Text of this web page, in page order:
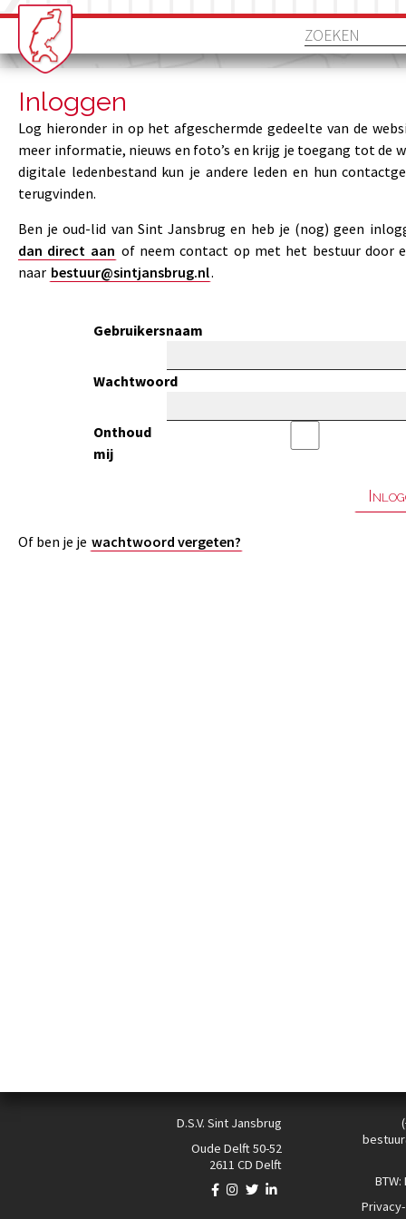
Inloggen
Log hieronder in op het afgeschermde gedeelte van de
meer informatie, nieuws en foto’s en krijg je toegang tot de
digitale ledenbestand kun je andere leden en hun
terugvinden.
Ben je oud-lid van Sint Jansbrug en heb je (nog) geen
dan direct aan of neem contact op met het bestuur door
naar bestuur@sintjansbrug.nl.
Gebruikersnaam
Wachtwoord
Onthoud
mij
Of ben je je wachtwoord vergeten?
D.S.V. Sint Jansbrug
Oude Delft 50-52
2611 CD Delft